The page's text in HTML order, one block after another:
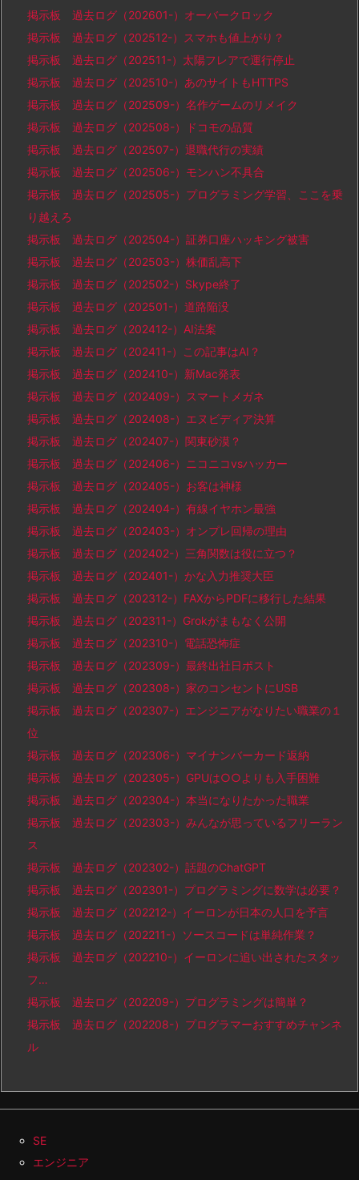
掲示板 過去ログ（202601-）オーバークロック
掲示板 過去ログ（202512-）スマホも値上がり？
掲示板 過去ログ（202511-）太陽フレアで運行停止
掲示板 過去ログ（202510-）あのサイトもHTTPS
掲示板 過去ログ（202509-）名作ゲームのリメイク
掲示板 過去ログ（202508-）ドコモの品質
掲示板 過去ログ（202507-）退職代行の実績
掲示板 過去ログ（202506-）モンハン不具合
掲示板 過去ログ（202505-）プログラミング学習、ここを乗
り越えろ
掲示板 過去ログ（202504-）証券口座ハッキング被害
掲示板 過去ログ（202503-）株価乱高下
掲示板 過去ログ（202502-）Skype終了
掲示板 過去ログ（202501-）道路陥没
掲示板 過去ログ（202412-）AI法案
掲示板 過去ログ（202411-）この記事はAI？
掲示板 過去ログ（202410-）新Mac発表
掲示板 過去ログ（202409-）スマートメガネ
掲示板 過去ログ（202408-）エヌビディア決算
掲示板 過去ログ（202407-）関東砂漠？
掲示板 過去ログ（202406-）ニコニコvsハッカー
掲示板 過去ログ（202405-）お客は神様
掲示板 過去ログ（202404-）有線イヤホン最強
掲示板 過去ログ（202403-）オンプレ回帰の理由
掲示板 過去ログ（202402-）三角関数は役に立つ？
掲示板 過去ログ（202401-）かな入力推奨大臣
掲示板 過去ログ（202312-）FAXからPDFに移行した結果
掲示板 過去ログ（202311-）Grokがまもなく公開
掲示板 過去ログ（202310-）電話恐怖症
掲示板 過去ログ（202309-）最終出社日ポスト
掲示板 過去ログ（202308-）家のコンセントにUSB
掲示板 過去ログ（202307-）エンジニアがなりたい職業の１
位
掲示板 過去ログ（202306-）マイナンバーカード返納
掲示板 過去ログ（202305-）GPUは○○よりも入手困難
掲示板 過去ログ（202304-）本当になりたかった職業
掲示板 過去ログ（202303-）みんなが思っているフリーラン
ス
掲示板 過去ログ（202302-）話題のChatGPT
掲示板 過去ログ（202301-）プログラミングに数学は必要？
掲示板 過去ログ（202212-）イーロンが日本の人口を予言
掲示板 過去ログ（202211-）ソースコードは単純作業？
掲示板 過去ログ（202210-）イーロンに追い出されたスタッ
フ…
掲示板 過去ログ（202209-）プログラミングは簡単？
掲示板 過去ログ（202208-）プログラマーおすすめチャンネ
ル
SE
エンジニア